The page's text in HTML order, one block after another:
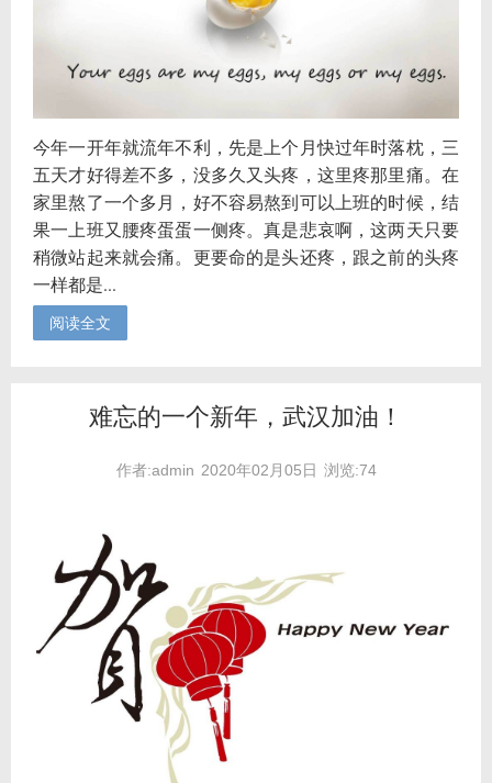
今年一开年就流年不利，先是上个月快过年时落枕，三
五天才好得差不多，没多久又头疼，这里疼那里痛。在
家里熬了一个多月，好不容易熬到可以上班的时候，结
果一上班又腰疼蛋蛋一侧疼。真是悲哀啊，这两天只要
稍微站起来就会痛。更要命的是头还疼，跟之前的头疼
一样都是...
阅读全文
难忘的一个新年，武汉加油！
作者:admin 2020年02月05日 浏览:74